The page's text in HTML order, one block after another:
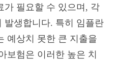
가 필요할 수 있으며, 각
발생합니다. 특히 임플란
예상치 못한 큰 지출을
보험은 이러한 높은 치